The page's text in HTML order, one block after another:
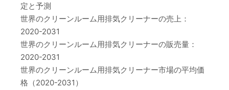
定と予測
世界のクリーンルーム用排気クリーナーの売上：
2020-2031
世界のクリーンルーム用排気クリーナーの販売量：
2020-2031
世界のクリーンルーム用排気クリーナー市場の平均価
格（2020-2031）